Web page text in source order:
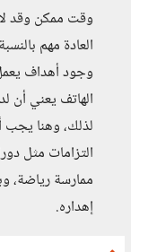
وقت ممكن وقد
العادة مهم
وجود أهداف
الهاتف يعني أن
لذلك، وهنا يجب
التزامات مثل
ممارسة رياضة،
إهداره.